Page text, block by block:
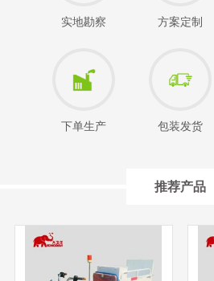
实地勘察 方案定制
下单生产 包装发货
推荐产品